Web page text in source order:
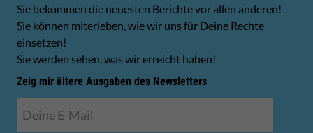
Sie bekommen die neuesten Berichte vor allen anderen!
Sie können miterleben, wie wir uns für Deine Rechte
einsetzen!
Sie werden sehen, was wir erreicht haben!
Zeig mir ältere Ausgaben des Newsletters